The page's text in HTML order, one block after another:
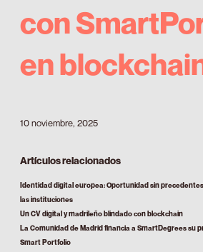
con
en
10 noviembre, 2025
Artículos relacionados
Identidad digital europea: Oportunidad sin
las instituciones
Un CV digital y madrileño blindado con blockchain
La Comunidad de Madrid financia a SmartDegrees su
Smart Portfolio